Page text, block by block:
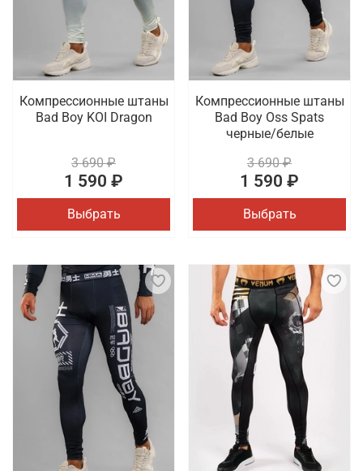
Компрессионные штаны
Bad Boy KOI Dragon
3 690 ₽
1 590 ₽
Выбрать
Компрессионные штаны
Bad Boy Oss Spats
черные/белые
3 690 ₽
1 590 ₽
Выбрать